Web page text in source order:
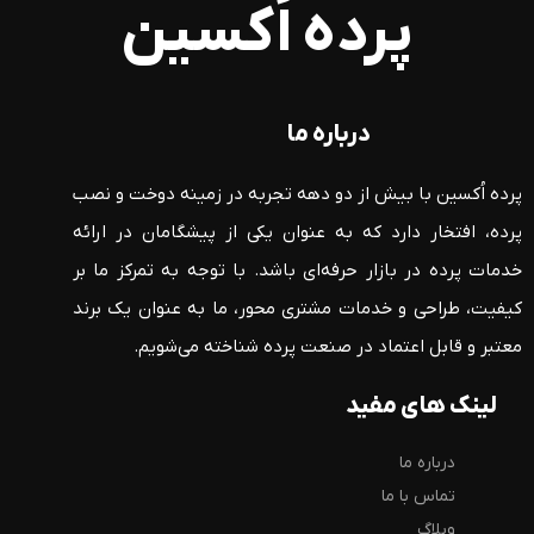
پرده اُکسین
درباره ما
پرده اُکسین با بیش از دو دهه تجربه در زمینه دوخت و نصب
پرده، افتخار دارد که به عنوان یکی از پیشگامان در ارائه
خدمات پرده در بازار حرفه‌ای باشد. با توجه به تمرکز ما بر
کیفیت، طراحی و خدمات مشتری محور، ما به عنوان یک برند
معتبر و قابل اعتماد در صنعت پرده شناخته می‌شویم.
لینک های مفید
درباره ما
تماس با ما